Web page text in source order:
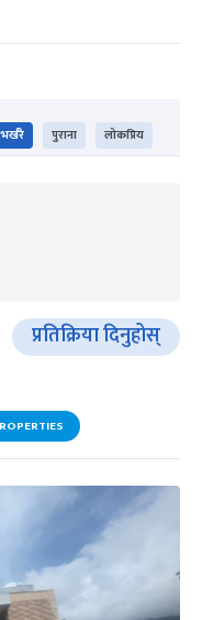
भर्खरै पुराना लोकप्रिय
प्रतिक्रिया दिनुहोस्